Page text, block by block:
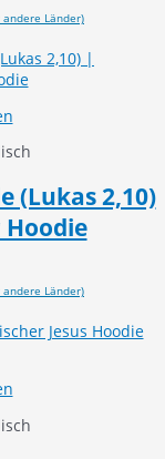
Länder)
(Lukas 2,10)
Länder)